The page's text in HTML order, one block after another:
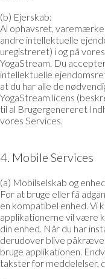
(b) Ejerskab:
Al ophavsret,
andre intellektuelle
uregistreret) i og på
YogaStream. Du
intellektuelle
at du har alle de
YogaStream licens
til al Brugergenereret
vores Services.
4. Mobile Services
(a) Mobilselskab og
For at bruge eller få
en kompatibel enhed. Vi
applikationerne vil være
din enhed. Når du har
derudover blive
bruge applikationen.
takster for meddelelser,